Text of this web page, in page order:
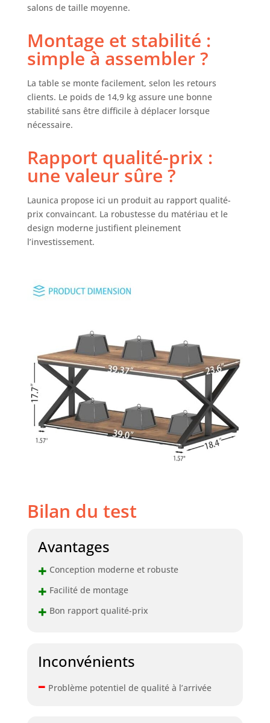
télécommandes et
autres éléments
essentiels dans le
salon. Cette
double rangement
facilite le maintien
encombrement.
Construction
renforcée en
de salon avec un
design renforcé
en forme de X et
élégante,
améliorant
l'esthétique de
votre espace de
vie. En outre,
fabriquée à partir
de planches
épaisses, cette
table basse de
ferme dispose
jusqu'à 136 kg.
rectangulaires
partir de
métal robuste,
salons de taille moyenne.
Montage et stabilité :
simple à assembler ?
La table se monte facilement, selon les retours
clients. Le poids de 14,9 kg assure une bonne
stabilité sans être difficile à déplacer lorsque
nécessaire.
Rapport qualité-prix :
une valeur sûre ?
Launica propose ici un produit au rapport qualité-
prix convaincant. La robustesse du matériau et le
design moderne justifient pleinement
l’investissement.
Bilan du test
Avantages
+ Conception moderne et robuste
+ Facilité de montage
+ Bon rapport qualité-prix
Inconvénients
– Problème potentiel de qualité à l’arrivée